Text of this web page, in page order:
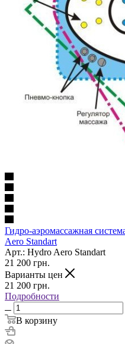
Гидро-аэромассажная
Aero Standart
Арт.: Hydro Aero Standart
21 200 грн.
Варианты цен
21 200 грн.
Подробности
В корзину